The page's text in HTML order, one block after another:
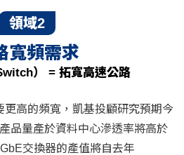
領域2
寬頻需求
） = 拓寬高速公路
高的頻寬，凱基投顧研究預期今
品量產於資料中心滲透率將高於
交換器的產值將自去年